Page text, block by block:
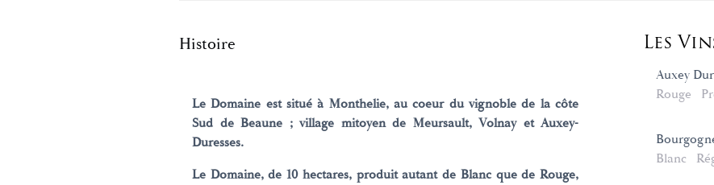
Histoire
Le Domaine est situé à Monthelie, au coeur du vignoble de la côte
Sud de Beaune ; village mitoyen de Meursault, Volnay et Auxey-
Duresses.
Le Domaine, de 10 hectares, produit autant de Blanc que de Rouge,
Les
Auxey
Rouge
Blanc